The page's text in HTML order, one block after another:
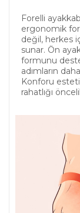
Forelli
ergonomik
değil, herkes
sunar. Ön
formunu
adımların
Konforu
rahatlığı